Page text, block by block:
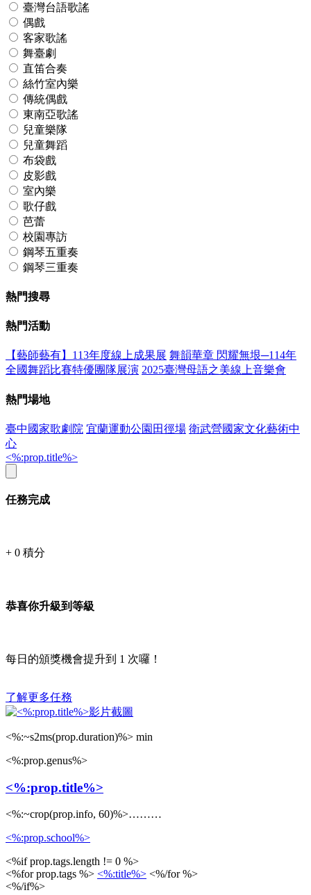
臺灣台語歌謠
偶戲
客家歌謠
舞臺劇
直笛合奏
絲竹室內樂
傳統偶戲
東南亞歌謠
兒童樂隊
兒童舞蹈
布袋戲
皮影戲
室內樂
歌仔戲
芭蕾
校園專訪
鋼琴五重奏
鋼琴三重奏
熱門搜尋
熱門活動
【藝師藝有】113年度線上成果展 舞韻華章 閃耀無垠─114年
全國舞蹈比賽特優團隊展演 2025臺灣母語之美線上音樂會
熱門場地
臺中國家歌劇院 宜蘭運動公園田徑場 衛武營國家文化藝術中
心
<%:prop.title%>
任務完成
+ 0 積分
恭喜你升級到等級
每日的頒獎機會提升到 1 次囉！
了解更多任務
<%:~s2ms(prop.duration)%> min
<%:prop.genus%>
<%:prop.title%>
<%:~crop(prop.info, 60)%>………
<%:prop.school%>
<%if prop.tags.length != 0 %>
<%for prop.tags %> <%:title%> <%/for %>
<%/if%>